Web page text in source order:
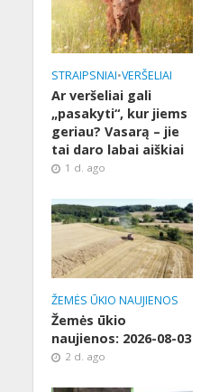
STRAIPSNIAI•VERŠELIAI
Ar veršeliai gali
„pasakyti“, kur jiems
geriau? Vasarą – jie
tai daro labai aiškiai
1 d. ago
ŽEMĖS ŪKIO NAUJIENOS
Žemės ūkio
naujienos: 2026-08-03
2 d. ago